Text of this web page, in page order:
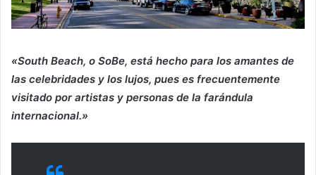
«South Beach, o SoBe, está hecho para los amantes de
las celebridades y los lujos, pues es frecuentemente
visitado por artistas y personas de la farándula
internacional.»